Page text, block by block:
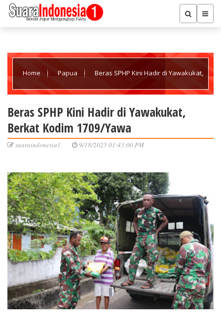
Home Papua Beras SPHP Kini Hadir di Yawakukat,
Beras SPHP Kini Hadir di Yawakukat,
Berkat Kodim 1709/Yawa
suaraindonesia1 9/18/2025 01:43:00 PM